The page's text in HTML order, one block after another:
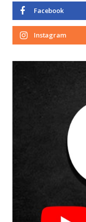
Facebook
Instagram